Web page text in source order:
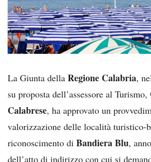
La Giunta della Regione Calabria,
su proposta dell’assessore al Turismo,
Calabrese, ha approvato un
valorizzazione delle località turistico-
riconoscimento di Bandiera Blu,
dell’atto di indirizzo con cui si